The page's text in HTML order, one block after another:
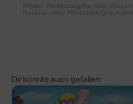
Hinweis: Bei Buchung/Kauf über diese
Provision – ohne Mehrkosten für dich.
Dir könnte auch gefallen: